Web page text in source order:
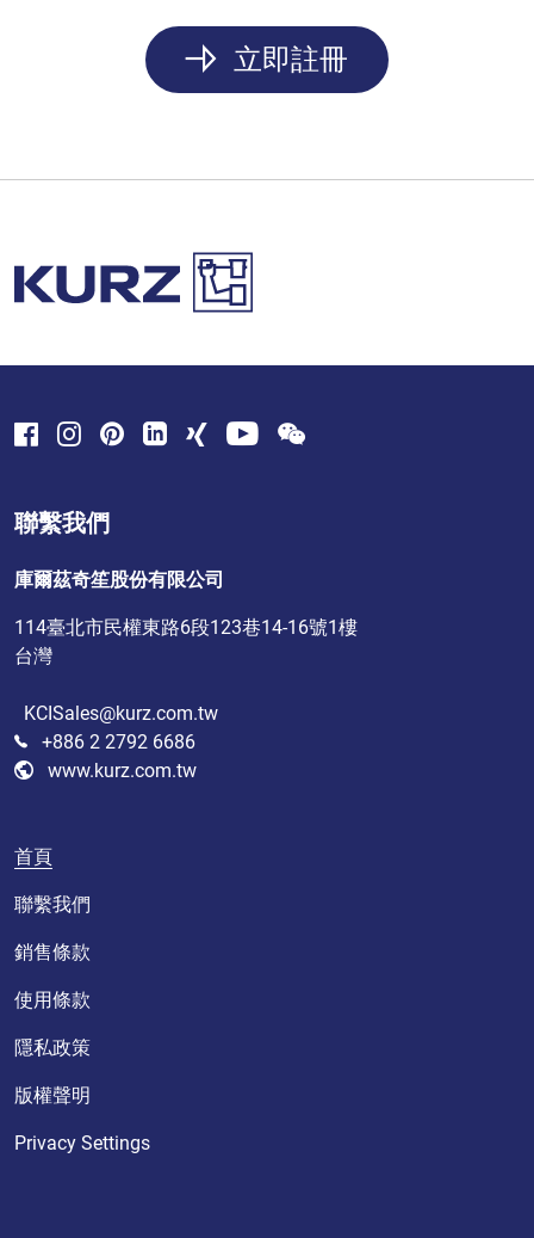
立即註冊
聯繫我們
庫爾茲奇笙股份有限公司
114臺北市民權東路6段123巷14-16號1樓
台灣
KCISales@kurz.com.tw
+886 2 2792 6686
www.kurz.com.tw
首頁
聯繫我們
銷售條款
使用條款
隱私政策
版權聲明
Privacy Settings